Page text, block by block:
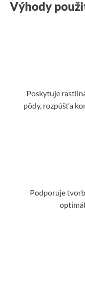
Výhody
Poskytuje
pôdy, rozpúšťa
Podporuje